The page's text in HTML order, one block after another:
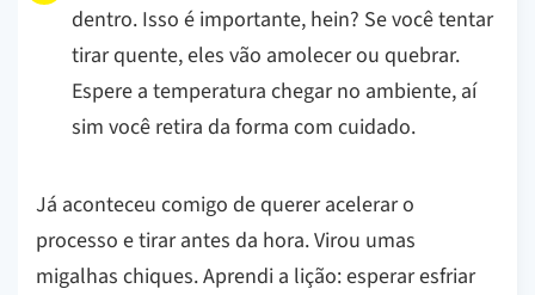
dentro. Isso é importante, hein? Se você tentar
tirar quente, eles vão amolecer ou quebrar.
Espere a temperatura chegar no ambiente, aí
sim você retira da forma com cuidado.
Já aconteceu comigo de querer acelerar o
processo e tirar antes da hora. Virou umas
migalhas chiques. Aprendi a lição: esperar esfriar